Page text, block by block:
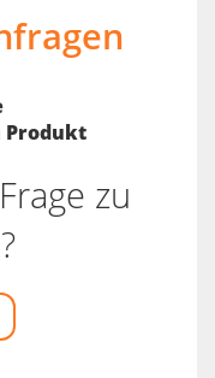
Produkt
zu